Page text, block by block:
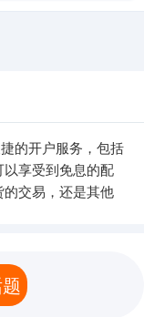
的开户服务，包括
享受到免息的配
交易，还是其他